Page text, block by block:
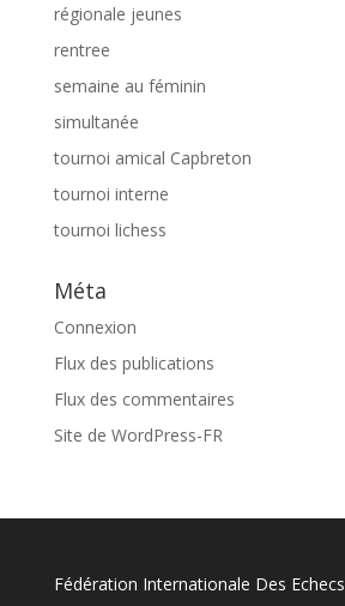
régionale jeunes
rentree
semaine au féminin
simultanée
tournoi amical Capbreton
tournoi interne
tournoi lichess
Méta
Connexion
Flux des publications
Flux des commentaires
Site de WordPress-FR
Fédération Internationale Des Echecs